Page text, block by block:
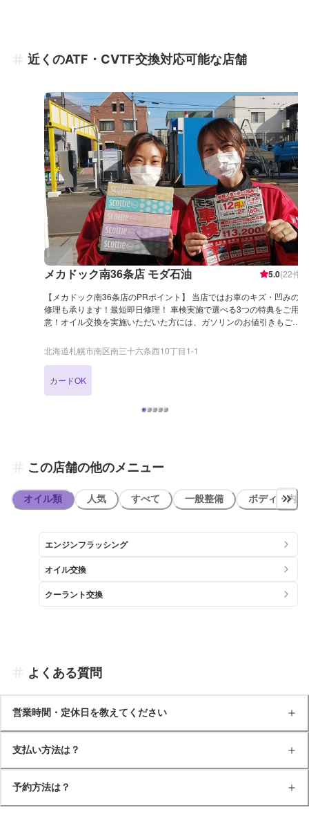
近くのATF・CVTF交換対応可能な店舗
メカドック南36条店 モダ石油 5.0(22件)
【メカドック南36条店のPRポイント】 当店ではお車のキズ・凹みの
修理も承ります！最短即日修理！ 車検実施で選べる3つの特典をご用
意！オイル交換を実施いただいた方には、ガソリンのお値引きもござ
にはイベントカレンダーを配信中！ダウンロードをお待ちしておりま
す！ 【営業時間】 整備受付時間：9：00〜18：00 給油営業時間：
名在籍しております。 日常の整備からもしもの時の故障まで、安心し
てお任せください。 【アクセス】 札幌駅方面より国道230号線(石山
通)を定山渓方面へ進むと、吉野家店230号線藻岩店様の向かいに店舗
北海道札幌市南区南三十六条西10丁目1-1
カードOK
この店舗の他のメニュー
オイル類 人気 すべて 一般整備 ボディ・内装
エンジンフラッシング
オイル交換
クーラント交換
よくある質問
営業時間・定休日を教えてください
支払い方法は？
予約方法は？